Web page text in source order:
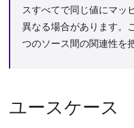
スすべてで同じ値にマッ
異なる場合があります。
つのソース間の関連性を
ユースケース